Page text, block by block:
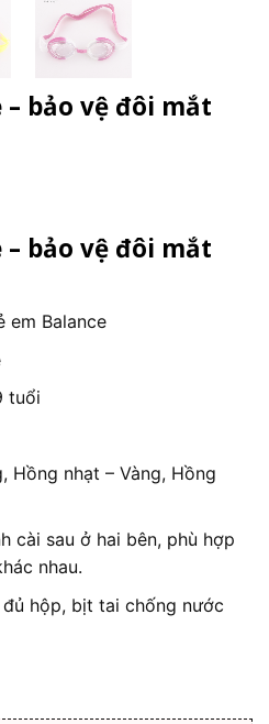
bảo vệ đôi mắt
bảo vệ đôi mắt
em Balance
tuổi
Hồng nhạt – Vàng, Hồng
cài sau ở hai bên, phù hợp
nhau.
hộp, bịt tai chống nước